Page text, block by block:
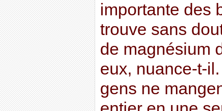
importante des
trouve sans
de magnésium
eux, nuance-t-
gens ne